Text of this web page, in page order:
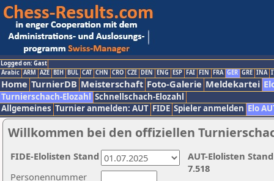
Logged on: Gast
Arabic ARM AZE BIH BUL CAT CHN CRO CZE DEN ENG ESP FAI FIN FRA GER GRE INA
Home TurnierDB Meisterschaft Foto-Galerie Meldekartei
Turnierschach-Elozahl Schnellschach-Elozahl
Allgemeines Turnier anmelden: AUT FIDE Spieler anmelden Elo
Willkommen bei den offiziellen
Personennummer
AUT-Elolisten
7.518
FIDE-Elolisten Stand